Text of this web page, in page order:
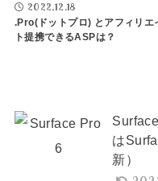
2022.12.18
.Pro(ドットプロ) とアフィリエ
ト提携できるASPは？
は
新）